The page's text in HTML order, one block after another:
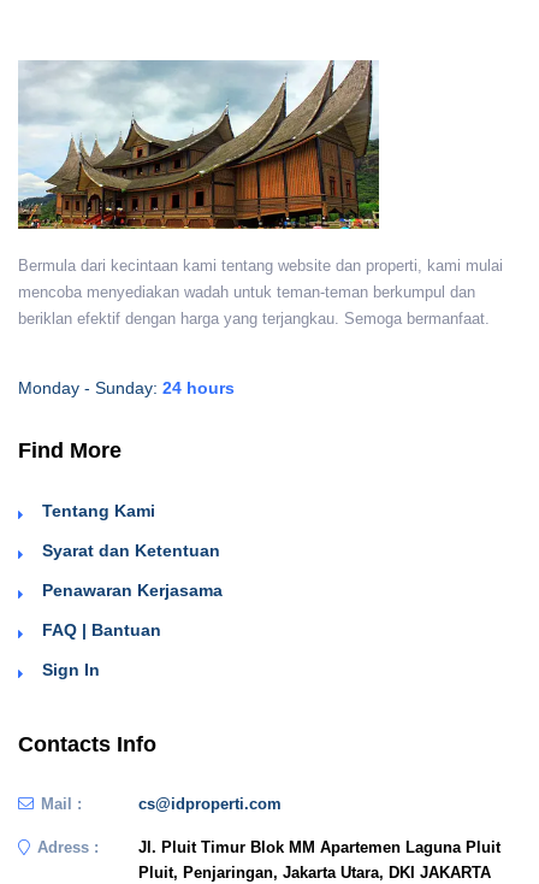
Bermula dari kecintaan kami tentang website dan properti, kami mulai
mencoba menyediakan wadah untuk teman-teman berkumpul dan
beriklan efektif dengan harga yang terjangkau. Semoga bermanfaat.
Monday - Sunday: 24 hours
Find More
Tentang Kami
Syarat dan Ketentuan
Penawaran Kerjasama
FAQ | Bantuan
Sign In
Contacts Info
Mail : cs@idproperti.com
Adress :
Jl. Pluit Timur Blok MM Apartemen Laguna Pluit
Pluit, Penjaringan, Jakarta Utara, DKI JAKARTA